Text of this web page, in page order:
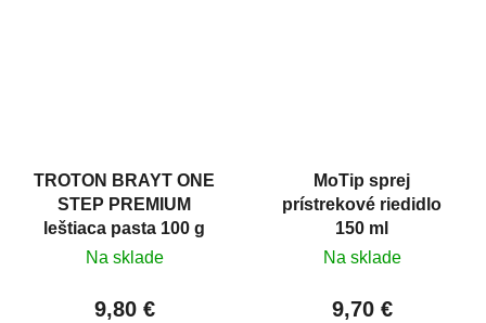
TROTON BRAYT ONE
STEP PREMIUM
leštiaca pasta 100 g
Na sklade
9,80 €
MoTip sprej
prístrekové riedidlo
150 ml
Na sklade
9,70 €